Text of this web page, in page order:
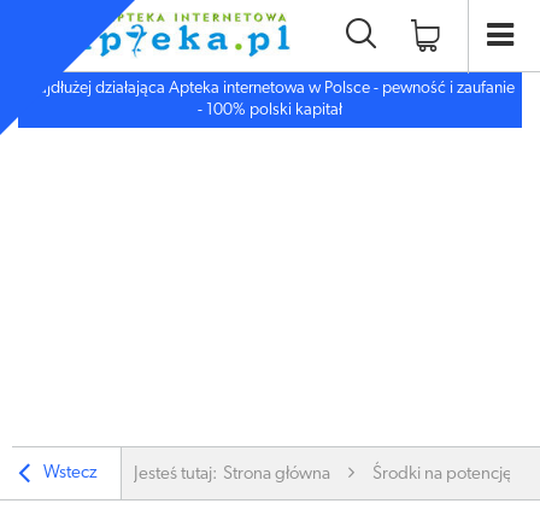
Najdłużej działająca Apteka internetowa w Polsce - pewność i zaufanie
- 100% polski kapitał
Wstecz Jesteś tutaj: Strona główna Środki na potencję i